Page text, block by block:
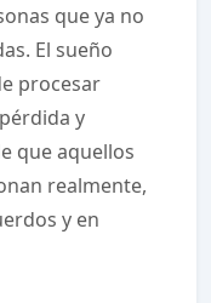
que ya no
El sueño
procesar
y
que aquellos
realmente,
y en